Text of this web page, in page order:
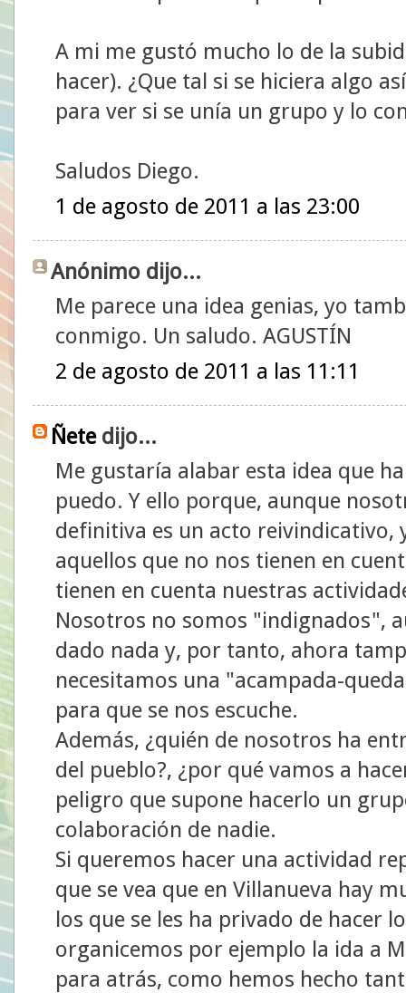
A mi me gustó mucho lo de la
hacer). ¿Que tal si se hiciera algo
para ver si se unía un grupo y lo
Saludos Diego.
1 de agosto de 2011 a las 23:00
Anónimo dijo...
Me parece una idea genias, yo
conmigo. Un saludo. AGUSTÍN
2 de agosto de 2011 a las 11:11
Ñetedijo...
Me gustaría alabar esta idea que
puedo. Y ello porque, aunque
definitiva es un acto reivindicativo,
aquellos que no nos tienen en
tienen en cuenta nuestras
Nosotros no somos "indignados",
dado nada y, por tanto, ahora
necesitamos una "acampada-
para que se nos escuche.
Además, ¿quién de nosotros ha
del pueblo?, ¿por qué vamos a
peligro que supone hacerlo un
colaboración de nadie.
Si queremos hacer una actividad
que se vea que en Villanueva hay
los que se les ha privado de hacer
organicemos por ejemplo la ida a
para atrás, como hemos hecho